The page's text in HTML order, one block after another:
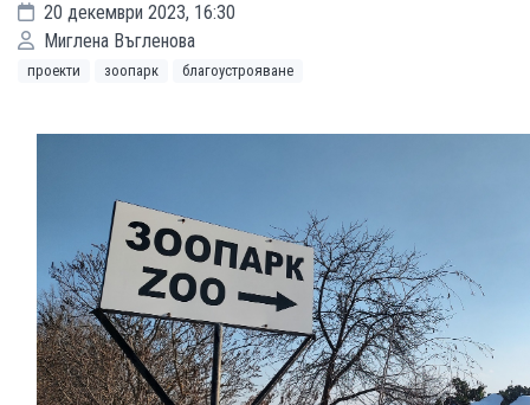
20 декември 2023, 16:30
Миглена Въгленова
проекти зоопарк благоустрояване